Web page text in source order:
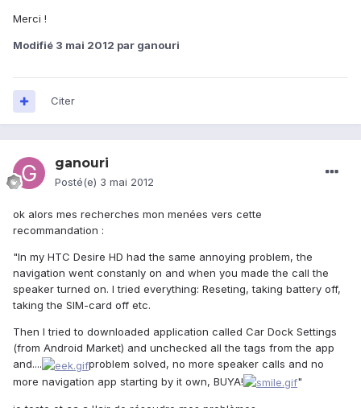
Merci !
Modifié 3 mai 2012 par ganouri
Citer
ganouri
Posté(e) 3 mai 2012
ok alors mes recherches mon menées vers cette
recommandation :
"In my HTC Desire HD had the same annoying problem, the
navigation went constanly on and when you made the call the
speaker turned on. I tried everything: Reseting, taking battery off,
taking the SIM-card off etc.
Then I tried to downloaded application called Car Dock Settings
(from Android Market) and unchecked all the tags from the app
and....
problem solved, no more speaker calls and no
more navigation app starting by it own, BUYA!
"